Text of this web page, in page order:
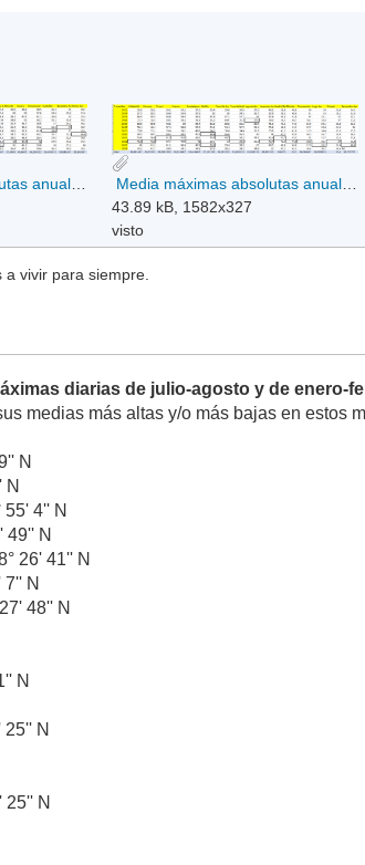
Media máximas absolutas anuales 2013-2024 - Parte3.png
43.89 kB, 1582x327
visto
vivir para siempre.
diarias de julio-agosto y de enero-
medias más altas y/o más bajas en estos
N
N
4'' N
49'' N
26' 41'' N
7'' N
48'' N
N
25'' N
25'' N